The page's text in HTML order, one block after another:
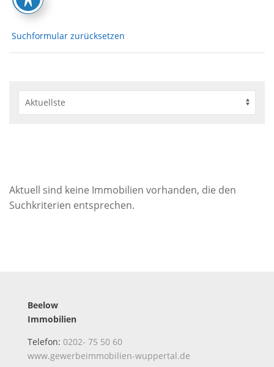
Suchformular zurücksetzen
Aktuell sind keine Immobilien vorhanden, die den
Suchkriterien entsprechen.
Beelow
Immobilien
Telefon: 0202- 75 50 60
www.gewerbeimmobilien-wuppertal.de